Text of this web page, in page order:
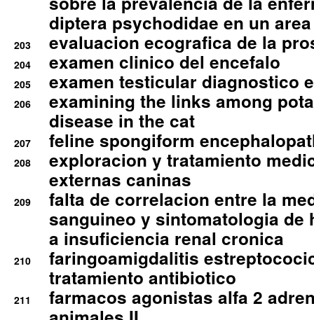
diptera psychodidae en un
203 evaluacion ecografica de la
204 examen clinico del encefalo
205 examen testicular diagnostico
206
examining the links among
disease in the cat
207 feline spongiform
208
exploracion y tratamiento
externas caninas
209
falta de correlacion entre la
sanguineo y sintomatologia de
a insuficiencia renal cronica
210
faringoamigdalitis
tratamiento antibiotico
211
farmacos agonistas alfa 2